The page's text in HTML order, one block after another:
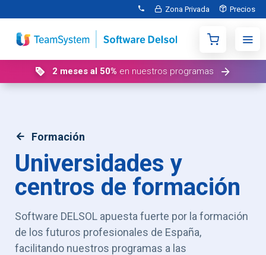
Zona Privada Precios
2 meses al 50% en nuestros programas
Formación
Universidades y
centros de formación
Software DELSOL apuesta fuerte por la formación
de los futuros profesionales de España,
facilitando nuestros programas a las